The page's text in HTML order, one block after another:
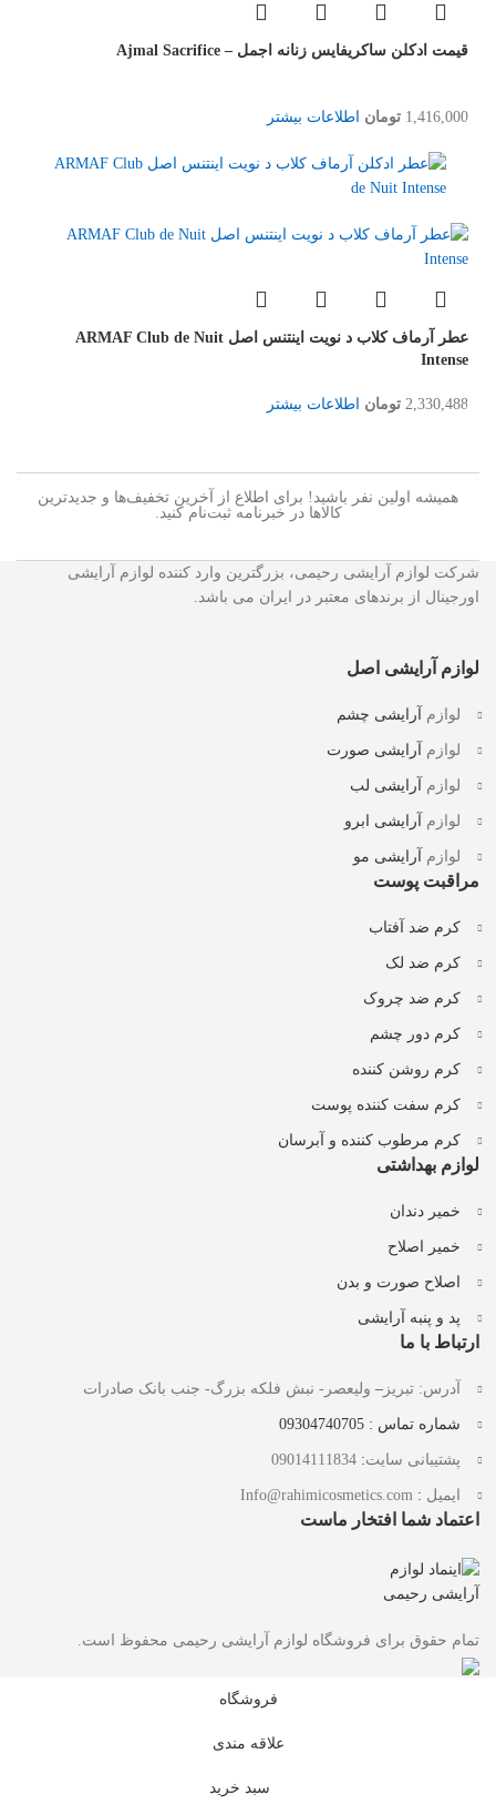
قیمت ادکلن ساکریفایس زنانه اجمل – Ajmal Sacrifice
1,416,000 تومان اطلاعات بیشتر
عطر آرماف کلاب د نویت اینتنس اصل ARMAF Club de Nuit
Intense
2,330,488 تومان اطلاعات بیشتر
همیشه اولین نفر باشید! برای اطلاع از آخرین تخفیف‌ها و جدیدترین
کالاها در خبرنامه ثبت‌نام کنید.
شرکت لوازم آرایشی رحیمی، بزرگترین وارد کننده لوازم آرایشی
اورجینال از برندهای معتبر در ایران می باشد.
لوازم آرایشی اصل
لوازم آرایشی چشم
لوازم آرایشی صورت
لوازم آرایشی لب
لوازم آرایشی ابرو
لوازم آرایشی مو
مراقبت پوست
کرم ضد آفتاب
کرم ضد لک
کرم ضد چروک
کرم دور چشم
کرم روشن کننده
کرم سفت کننده پوست
کرم مرطوب کننده و آبرسان
لوازم بهداشتی
خمیر دندان
خمیر اصلاح
اصلاح صورت و بدن
پد و پنبه آرایشی
ارتباط با ما
آدرس: تبریز – ولیعصر- نبش فلکه بزرگ- جنب بانک صادرات
شماره تماس : 09304740705
پشتیبانی سایت:
ایمیل :
اعتماد شما افتخار ماست
تمام حقوق برای فروشگاه لوازم آرایشی رحیمی محفوظ است.
فروشگاه
علاقه مندی
سبد خرید